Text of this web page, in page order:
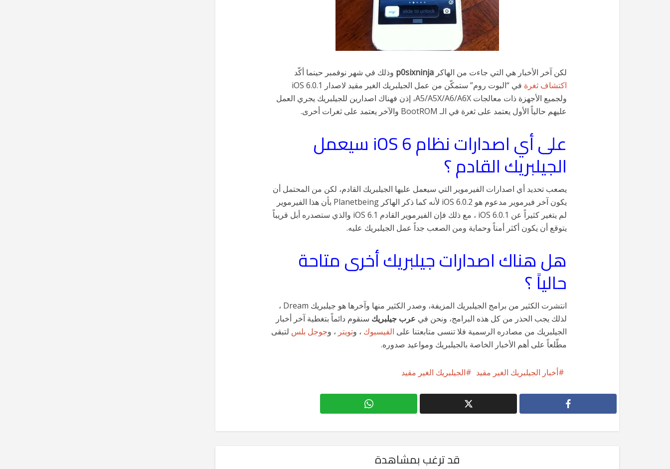
لكن آخر الأخبار هي التي جاءت من الهاكر p0sixninja وذلك في شهر نوفمبر حينما أكّد
اكتشاف ثغرة
في “البوت روم” ستمكّن من عمل الجيلبريك الغير مقيد لاصدار iOS 6.0.1
ولجميع الأجهزة ذات معالجات A5/A5X/A6/A6X، إذن فهناك اصدارين للجيلبريك يجري العمل
عليهم حالياً الأول يعتمد على ثغرة في الـ BootROM والآخر يعتمد على ثغرات أخرى.
على أي اصدارات نظام iOS 6 سيعمل
الجيلبريك القادم ؟
يصعب تحديد أي اصدارات الفيرموير التي سيعمل عليها الجيلبريك القادم، لكن من المحتمل أن
يكون آخر فيرموير مدعوم هو iOS 6.0.2 لأنه كما ذكر الهاكر Planetbeing بأن هذا الفيرموير
لم يتغير كثيراً عن iOS 6.0.1 ، مع ذلك فإن الفيرموير القادم iOS 6.1 والذي ستصدره أبل قريباً
يتوقع أن يكون أكثر أمناً وحماية ومن الصعب جداً عمل الجيلبريك عليه.
هل هناك اصدارات جيلبريك أخرى متاحة
حالياً ؟
انتشرت الكثير من برامج الجيلبريك المزيفة، وصدر الكثير منها وآخرها هو جيلبريك Dream ،
لذلك يجب الحذر من كل هذه البرامج، ونحن في عرب جيلبريك سنقوم دائماً بتغطية آخر أخبار
الجيلبريك من مصادره الرسمية فلا تنسى متابعتنا على الفيسبوك ، وتويتر ، وجوجل بلس لتبقى
مطّلعاً على أهم الأخبار الخاصة بالجيلبريك ومواعيد صدوره.
أخبار الجيلبريك الغير مقيد الجيلبريك الغير مقيد
قد ترغب بمشاهدة